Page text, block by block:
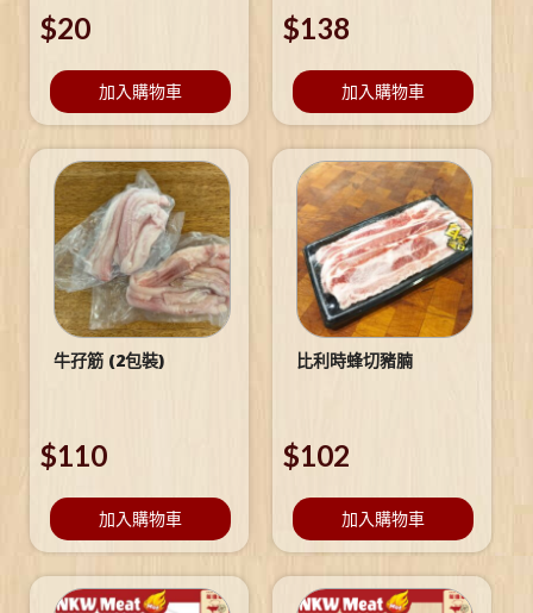
$20
加入購物車
$138
加入購物車
牛孖筋 (2包裝)
$110
加入購物車
比利時蜂切豬腩
$102
加入購物車